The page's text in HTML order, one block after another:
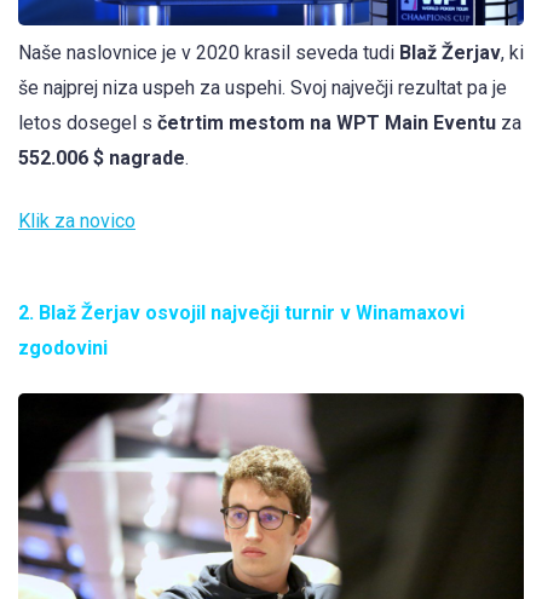
Naše naslovnice je v 2020 krasil seveda tudi Blaž Žerjav, ki
še najprej niza uspeh za uspehi. Svoj največji rezultat pa je
letos dosegel s četrtim mestom na WPT Main Eventu za
552.006 $ nagrade.
Klik za novico
2. Blaž Žerjav osvojil največji turnir v Winamaxovi
zgodovini